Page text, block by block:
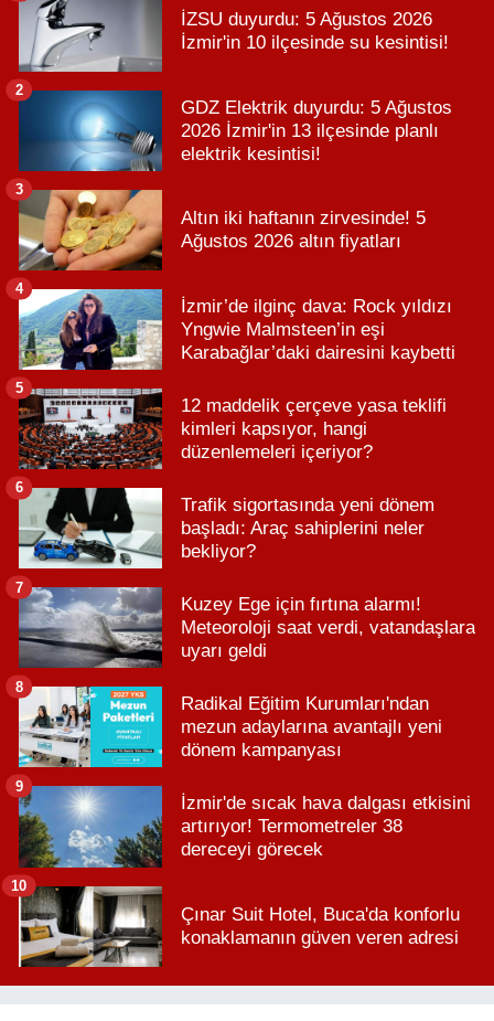
İZSU duyurdu: 5 Ağustos 2026
İzmir'in 10 ilçesinde su kesintisi!
GDZ Elektrik duyurdu: 5 Ağustos
2026 İzmir'in 13 ilçesinde planlı
elektrik kesintisi!
2
Altın iki haftanın zirvesinde! 5
Ağustos 2026 altın fiyatları
3
İzmir’de ilginç dava: Rock yıldızı
Yngwie Malmsteen’in eşi
Karabağlar’daki dairesini kaybetti
4
12 maddelik çerçeve yasa teklifi
kimleri kapsıyor, hangi
düzenlemeleri içeriyor?
5
Trafik sigortasında yeni dönem
başladı: Araç sahiplerini neler
bekliyor?
6
Kuzey Ege için fırtına alarmı!
Meteoroloji saat verdi, vatandaşlara
uyarı geldi
7
Radikal Eğitim Kurumları'ndan
mezun adaylarına avantajlı yeni
dönem kampanyası
8
İzmir'de sıcak hava dalgası etkisini
artırıyor! Termometreler 38
dereceyi görecek
9
Çınar Suit Hotel, Buca'da konforlu
konaklamanın güven veren adresi
10